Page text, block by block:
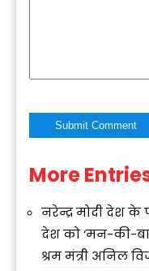
Alternative:
More
नरेन्द्र मोदी देश के
देश को ‘मन-की-
श्रम मंत्री अनिल